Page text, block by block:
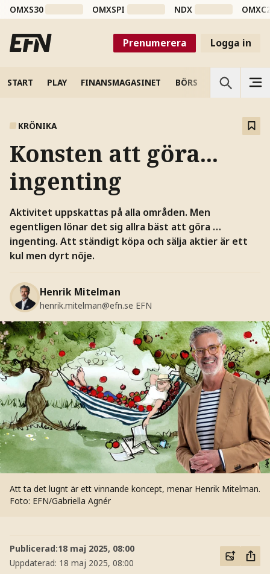
OMXS30 OMXSPI NDX
Prenumerera Logga in
START PLAY FINANSMAGASINET BÖRS VETENSKAP
KRÖNIKA
Konsten att göra...
ingenting
Aktivitet uppskattas på alla områden. Men
egentligen lönar det sig allra bäst att göra …
ingenting. Att ständigt köpa och sälja aktier är ett
kul men dyrt nöje.
Henrik Mitelman
henrik.mitelman@efn.se EFN
Att ta det lugnt är ett vinnande koncept, menar Henrik Mitelman.
Foto: EFN/Gabriella Agnér
Publicerad:18 maj 2025, 08:00
Uppdaterad: 18 maj 2025, 08:00